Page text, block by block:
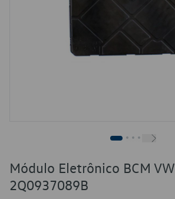
Módulo Eletrônico BCM VW
2Q0937089B